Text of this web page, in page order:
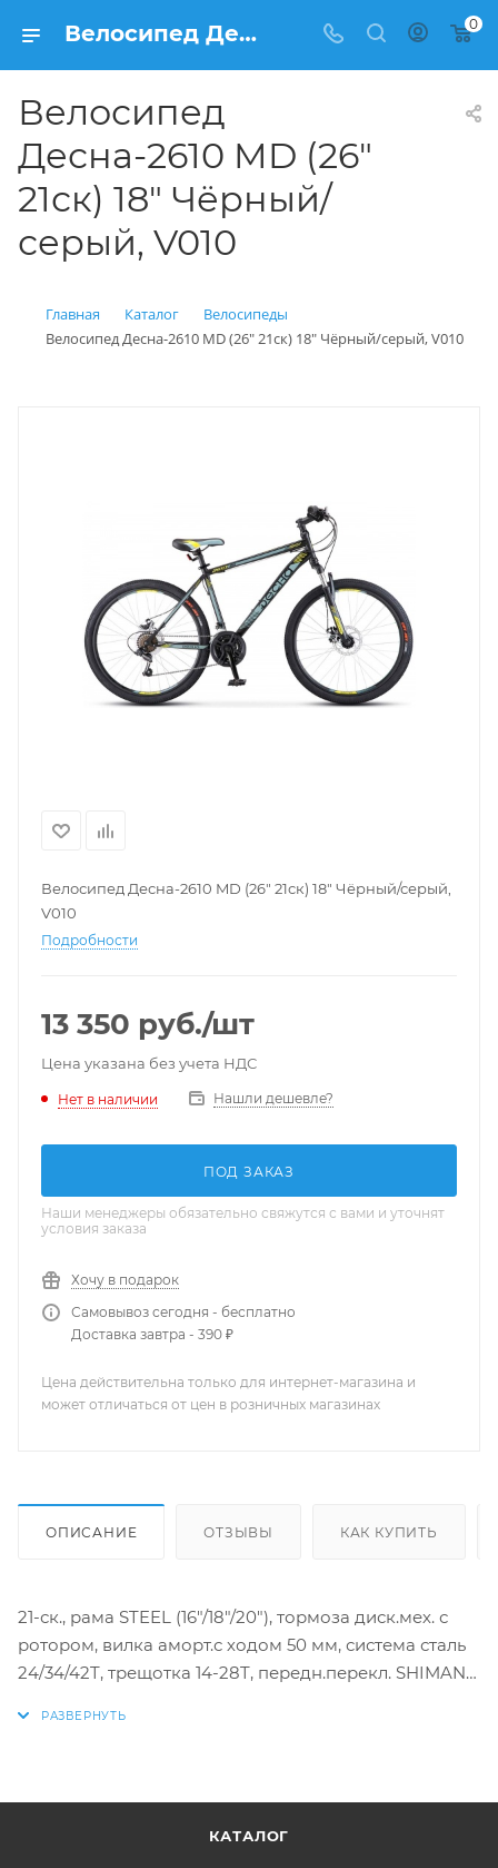
Велосипед Десна-2610 MD (26" 21ск) 18" Чёрный/серый, V010 купить: цена 13 350 рублей в Балашихе | Интернет магазин Вело150 0
Велосипед
Десна-2610 MD (26"
21ск) 18" Чёрный/
серый, V010
Главная Каталог
Велосипеды
Велосипед Десна-2610 MD (26" 21ск) 18" Чёрный/серый, V010
Велосипед Десна-2610 MD (26" 21ск) 18" Чёрный/серый,
V010
Подробности
13 350 руб./шт
Цена указана без учета НДС
Нет в наличии Нашли дешевле?
ПОД ЗАКАЗ
Наши менеджеры обязательно свяжутся с вами и уточнят
условия заказа
Хочу в подарок
Самовывоз сегодня - бесплатно
Доставка завтра - 390 ₽
Цена действительна только для интернет-магазина и
может отличаться от цен в розничных магазинах
ОПИСАНИЕ ОТЗЫВЫ КАК КУПИТЬ
21-ск., рама STEEL (16"/18"/20"), тормоза диск.мех. с
ротором, вилка аморт.с ходом 50 мм, система сталь
24/34/42T, трещотка 14-28T, передн.перекл. SHIMANO
КАТАЛОГ